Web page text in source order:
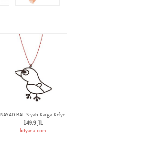
NAYAD BAL Siyah Karga Kolye
149.9 TL
lidyana.com